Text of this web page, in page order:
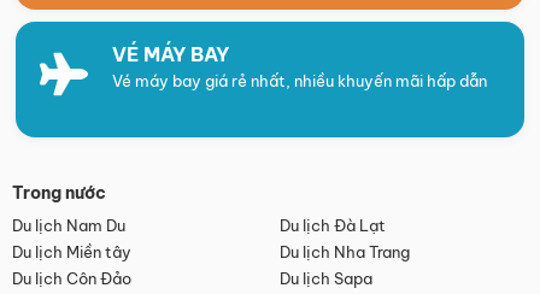
VÉ MÁY BAY
Vé máy bay giá rẻ nhất, nhiều khuyến mãi hấp dẫn
Trong nước
Du lịch Nam Du
Du lịch Đà Lạt
Du lịch Miền tây
Du lịch Nha Trang
Du lịch Côn Đảo
Du lịch Sapa